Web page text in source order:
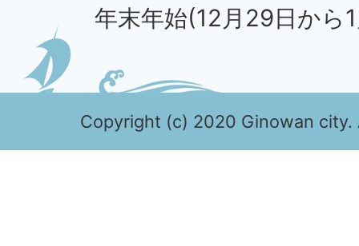
年末年始(12月29日から
Copyright (c) 2020 Ginowan city.